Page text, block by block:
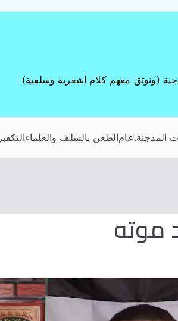
(ونوثق معهم كلام أشعرية وسلفية)
المدجنة.عامالطعن بالسلف والعلماءالتكفير
موته